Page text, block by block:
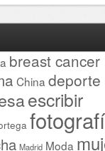
breast cancer
China deporte
escribir
Madrid Moda